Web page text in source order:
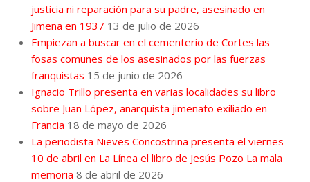
justicia ni reparación para su padre, asesinado en
Jimena en 1937 13 de julio de 2026
Empiezan a buscar en el cementerio de Cortes las
fosas comunes de los asesinados por las fuerzas
franquistas 15 de junio de 2026
Ignacio Trillo presenta en varias localidades su libro
sobre Juan López, anarquista jimenato exiliado en
Francia 18 de mayo de 2026
La periodista Nieves Concostrina presenta el viernes
10 de abril en La Línea el libro de Jesús Pozo La mala
memoria 8 de abril de 2026